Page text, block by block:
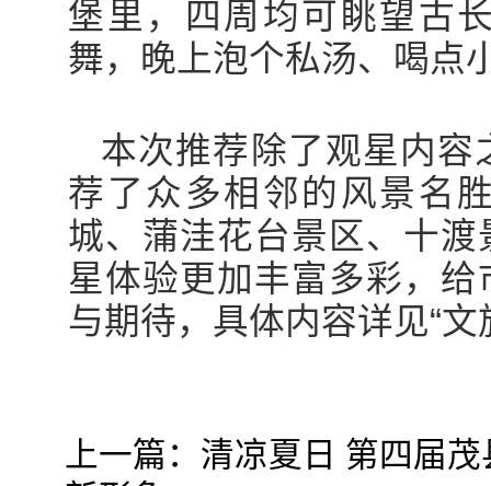
堡里，四周均可眺望古
舞，晚上泡个私汤、喝点
本次推荐除了观星内
荐了众多相邻的风景名
城、蒲洼花台景区、十
星体验更加丰富多彩，
与期待，具体内容详见“
上一篇： 清凉夏日 第四届